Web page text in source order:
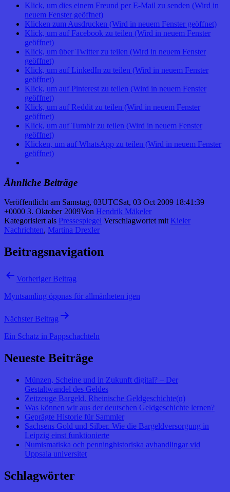
Klick, um dies einem Freund per E-Mail zu senden (Wird in
neuem Fenster geöffnet)
Klicken zum Ausdrucken (Wird in neuem Fenster geöffnet)
Klick, um auf Facebook zu teilen (Wird in neuem Fenster
geöffnet)
Klick, um über Twitter zu teilen (Wird in neuem Fenster
geöffnet)
Klick, um auf LinkedIn zu teilen (Wird in neuem Fenster
geöffnet)
Klick, um auf Pinterest zu teilen (Wird in neuem Fenster
geöffnet)
Klick, um auf Reddit zu teilen (Wird in neuem Fenster
geöffnet)
Klick, um auf Tumblr zu teilen (Wird in neuem Fenster
geöffnet)
Klicken, um auf WhatsApp zu teilen (Wird in neuem Fenster
geöffnet)
Ähnliche Beiträge
Veröffentlicht am Samstag, 03UTCSat, 03 Oct 2009 18:41:39
+0000 3. Oktober 2009Von Hendrik Mäkeler
Kategorisiert als Pressespiegel Verschlagwortet mit Kieler
Nachrichten, Martina Drexler
Beitragsnavigation
Vorheriger Beitrag
Myntsamling öppnas för allmänheten igen
Nächster Beitrag
Ein Schatz in Pappschachteln
Neueste Beiträge
Münzen, Scheine und in Zukunft digital? – Der
Gestaltwandel des Geldes
Zeitzeuge Bargeld. Rheinische Geldgeschichte(n)
Was können wir aus der deutschen Geldgeschichte lernen?
Geprägte Historie für Sammler
Sachsens Gold und Silber. Wie die Bargeldversorgung in
Leipzig einst funktionierte
Numismatiska och penninghistoriska avhandlingar vid
Uppsala universitet
Schlagwörter